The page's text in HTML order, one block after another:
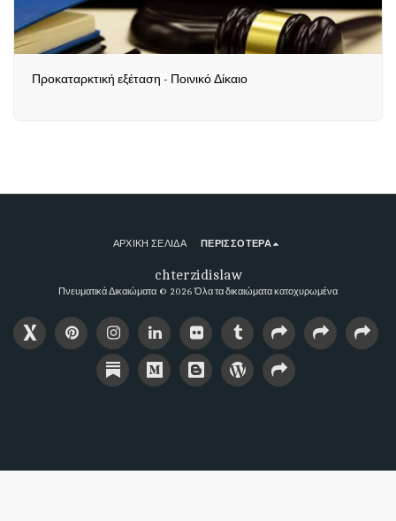
Προκαταρκτική εξέταση - Ποινικό Δίκαιο
chterzidislaw
Πνευματικά Δικαιώματα © 2026 Όλα τα δικαιώματα κατοχυρωμένα
ΑΡΧΙΚΉ ΣΕΛΊΔΑ ΠΕΡΙΣΣΌΤΕΡΑ